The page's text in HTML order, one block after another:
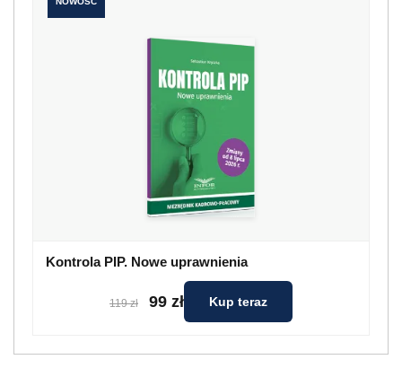
Kontrola PIP. Nowe uprawnienia
119 zł 99 zł Kup teraz